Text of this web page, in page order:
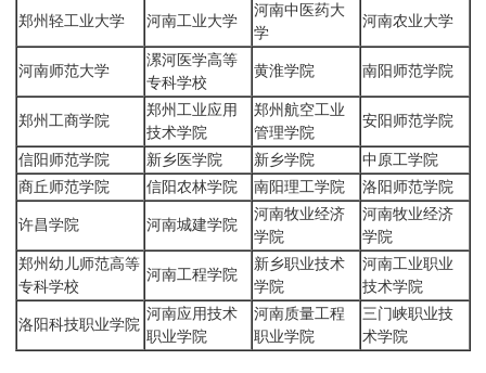
郑州轻工业大学 河南工业大学
河南中医药大
学
河南农业大学
河南师范大学
漯河医学高等
专科学校
黄淮学院 南阳师范学院
郑州工商学院
郑州工业应用
技术学院
郑州航空工业
管理学院
安阳师范学院
信阳师范学院 新乡医学院 新乡学院
中原工学院
商丘师范学院
信阳农林学院 南阳理工学院 洛阳师范学院
许昌学院 河南城建学院
河南牧业经济
学院
河南牧业经济
学院
郑州幼儿师范高等
专科学校
河南工程学院
新乡职业技术
学院
河南工业职业
技术学院
洛阳科技职业学院
河南应用技术
职业学院
河南质量工程
职业学院
三门峡职业技
术学院